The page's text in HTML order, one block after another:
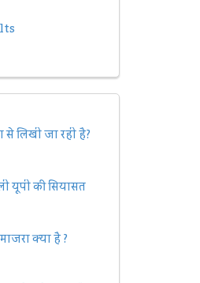
लिखी जा रही है?
यूपी की सियासत
क्या है ?